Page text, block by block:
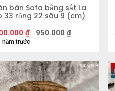
bàn Sofa bằng sắt La
33 rộng 22 sâu 9 (cm)
năm trước
₫ 950.000 ₫